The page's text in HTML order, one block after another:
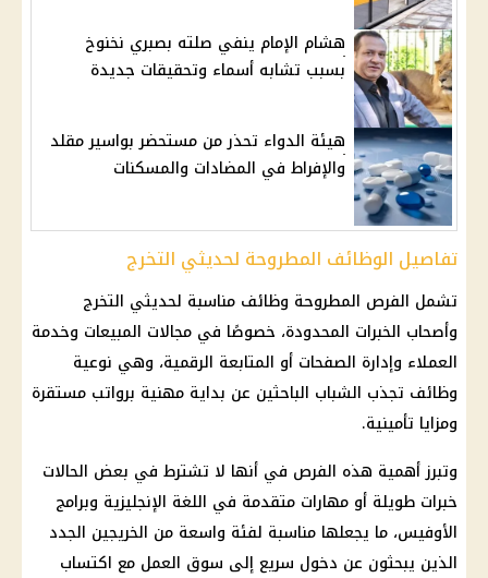
هشام الإمام ينفي صلته بصبري نخنوخ
بسبب تشابه أسماء وتحقيقات جديدة
هيئة الدواء تحذر من مستحضر بواسير مقلد
والإفراط في المضادات والمسكنات
تفاصيل الوظائف المطروحة لحديثي التخرج
تشمل الفرص المطروحة وظائف مناسبة لحديثي التخرج
وأصحاب الخبرات المحدودة، خصوصًا في مجالات المبيعات وخدمة
العملاء وإدارة الصفحات أو المتابعة الرقمية، وهي نوعية
وظائف تجذب الشباب الباحثين عن بداية مهنية برواتب مستقرة
ومزايا تأمينية.
وتبرز أهمية هذه الفرص في أنها لا تشترط في بعض الحالات
خبرات طويلة أو مهارات متقدمة في اللغة الإنجليزية وبرامج
الأوفيس، ما يجعلها مناسبة لفئة واسعة من الخريجين الجدد
الذين يبحثون عن دخول سريع إلى سوق العمل مع اكتساب